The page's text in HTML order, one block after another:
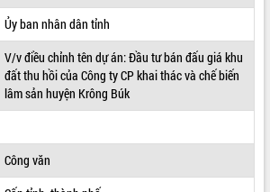
Ủy ban nhân dân tỉnh
V/v điều chỉnh tên dự án: Đầu tư bán đấu giá khu
đất thu hồi của Công ty CP khai thác và chế biến
lâm sản huyện Krông Búk
Công văn